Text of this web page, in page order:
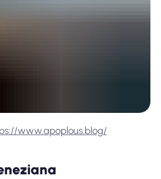
www.apoplous.blog/